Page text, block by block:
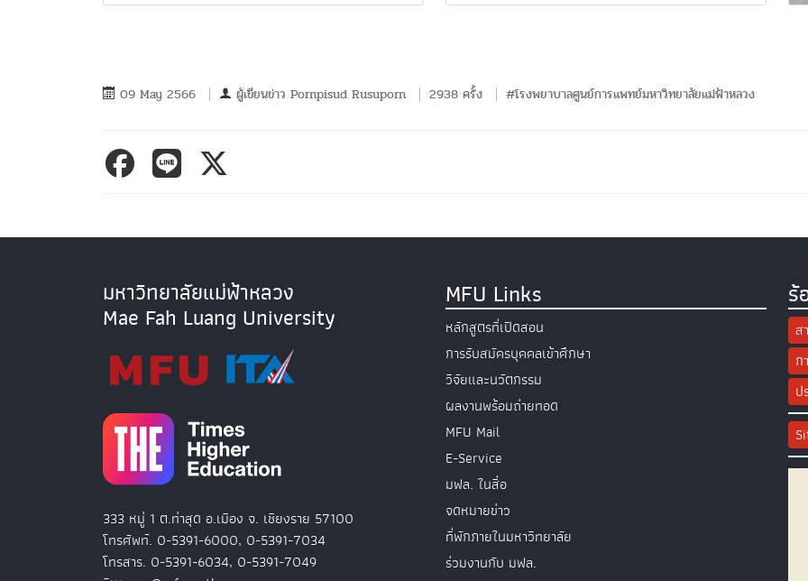
09 May 2566 ผู้เขียนข่าว Pornpisud Rusuporn 2938 ครั้ง #โรงพยาบาลศูนย์การแพทย์มหาวิทยาลัยแม่ฟ้าหลวง
มหาวิทยาลัยแม่ฟ้าหลวง
Mae Fah Luang University
333 หมู่ 1 ต.ท่าสุด อ.เมือง จ. เชียงราย 57100
โทรศัพท์. 0-5391-6000, 0-5391-7034
โทรสาร. 0-5391-6034, 0-5391-7049
MFU Links
หลักสูตรที่เปิดสอน
การรับสมัครบุคคลเข้าศึกษา
วิจัยและนวัตกรรม
ผลงานพร้อมถ่ายทอด
MFU Mail
E-Service
มฟล. ในสื่อ
จดหมายข่าว
ที่พักภายในมหาวิทยาลัย
ร่วมงานกับ มฟล.
ร้
ส
ก
ป